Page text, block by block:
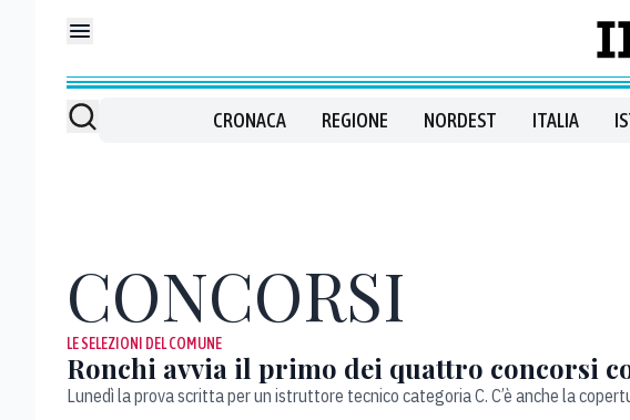
CRONACA REGIONE NORDEST ITALIA
CONCORSI
LE SELEZIONI DEL COMUNE
Ronchi avvia il primo dei quattro concorsi
Lunedì la prova scritta per un istruttore tecnico categoria C. C’è anche la